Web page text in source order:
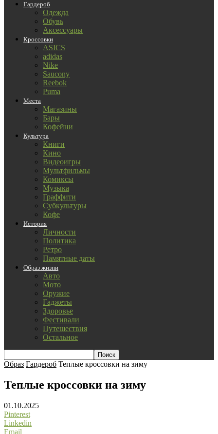
Гардероб
Одежда
Обувь
Аксессуары
Кроссовки
ASICS
adidas
Nike
Saucony
Reebok
Puma
Места
Магазины
Бары
Кофейни
Культура
Книги
Кино
Видеоигры
Мультфильмы
Комиксы
Музыка
Граффити
Субкультуры
Кофе
История
Личности
Политика
Ретро
Памятные даты
Образ жизни
Авто
Мото
Оружие
Гаджеты
Здоровье
Фестивали
Путешествия
Остальное
Образ Гардероб Теплые кроссовки на зиму
Теплые кроссовки на зиму
01.10.2025
Pinterest
Linkedin
Email